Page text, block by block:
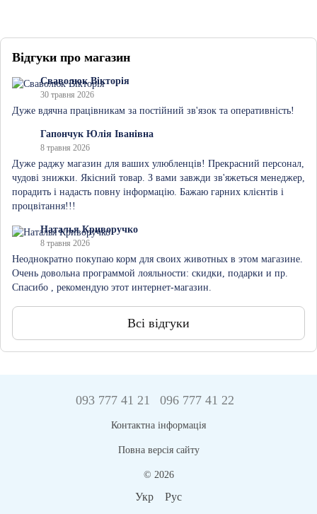
Відгуки про магазин
Сваволюк Вікторія
30 травня 2026
Дуже вдячна працівникам за постійний зв'язок та оперативність!
Гапончук Юлія Іванівна
8 травня 2026
Дуже раджу магазин для ваших улюбленців! Прекрасний персонал,
чудові знижки. Якісний товар. З вами завжди зв'яжеться менеджер,
порадить і надасть повну інформацію. Бажаю гарних клієнтів і
процвітання!!!
Наталья Криворучко
8 травня 2026
Неоднократно покупаю корм для своих животных в этом магазине.
Очень довольна программой лояльности: скидки, подарки и пр.
Спасибо , рекомендую этот интернет-магазин.
Всі відгуки
093 777 41 21 096 777 41 22
Контактна інформація
Повна версія сайту
© 2026
Укр Рус